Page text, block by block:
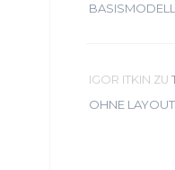
IGOR ITKIN ZU
OHNE